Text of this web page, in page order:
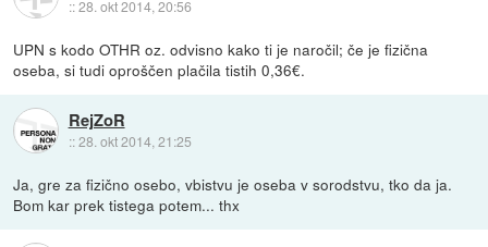
::28. okt 2014, 20:56
UPN s kodo OTHR oz. odvisno kako ti je naročil; če je fizična
oseba, si tudi oproščen plačila tistih 0,36€.
RejZoR
::28. okt 2014, 21:25
Ja, gre za fizično osebo, vbistvu je oseba v sorodstvu, tko da ja.
Bom kar prek tistega potem... thx